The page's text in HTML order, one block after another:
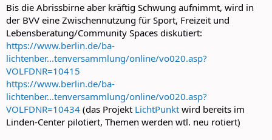
Bis die Abrissbirne aber kräftig Schwung aufnimmt, wird in
der BVV eine Zwischennutzung für Sport, Freizeit und
Lebensberatung/Community Spaces diskutiert:
https://www.berlin.de/ba-
lichtenber...tenversammlung/online/vo020.asp?
VOLFDNR=10415
https://www.berlin.de/ba-
lichtenber...tenversammlung/online/vo020.asp?
VOLFDNR=10434 (das Projekt LichtPunkt wird bereits im
Linden-Center pilotiert, Themen werden wtl. neu rotiert)